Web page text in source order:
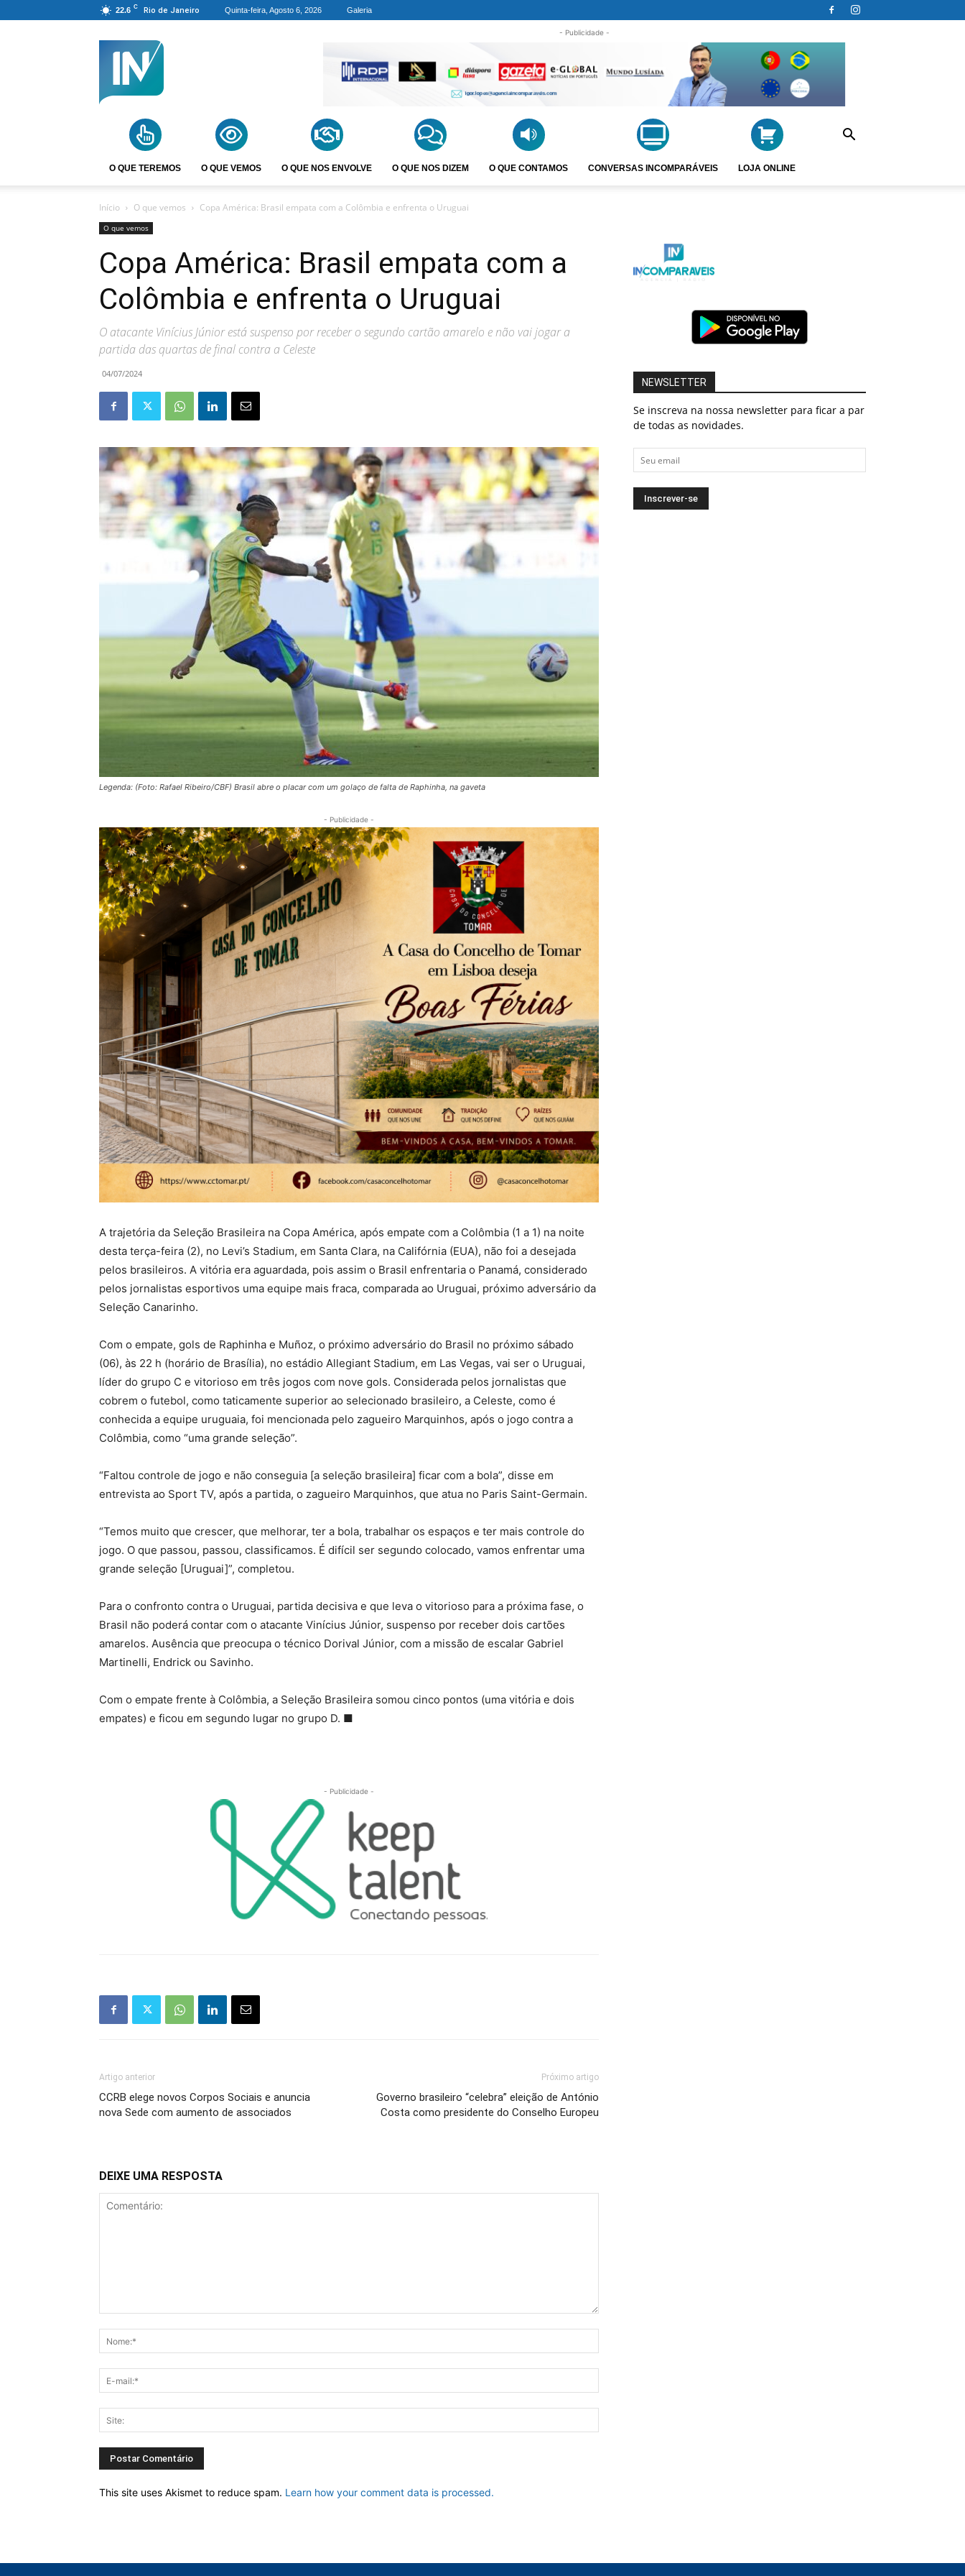
22.6 C Rio de Janeiro Quinta-feira, Agosto 6, 2026 Galeria
- Publicidade -
O QUE TEREMOS O QUE VEMOS O QUE NOS ENVOLVE O QUE NOS DIZEM O QUE CONTAMOS CONVERSAS INCOMPARÁVEIS LOJA ONLINE
Início O que vemos Copa América: Brasil empata com a Colômbia e enfrenta o Uruguai
O que vemos
Copa América: Brasil empata com a
Colômbia e enfrenta o Uruguai
O atacante Vinícius Júnior está suspenso por receber o segundo cartão amarelo e não vai jogar a
partida das quartas de final contra a Celeste
04/07/2024
Legenda: (Foto: Rafael Ribeiro/CBF) Brasil abre o placar com um golaço de falta de Raphinha, na gaveta
- Publicidade -
A trajetória da Seleção Brasileira na Copa América, após empate com a Colômbia (1 a 1) na noite
desta terça-feira (2), no Levi’s Stadium, em Santa Clara, na Califórnia (EUA), não foi a desejada
pelos brasileiros. A vitória era aguardada, pois assim o Brasil enfrentaria o Panamá, considerado
pelos jornalistas esportivos uma equipe mais fraca, comparada ao Uruguai, próximo adversário da
Seleção Canarinho.
Com o empate, gols de Raphinha e Muñoz, o próximo adversário do Brasil no próximo sábado
(06), às 22 h (horário de Brasília), no estádio Allegiant Stadium, em Las Vegas, vai ser o Uruguai,
líder do grupo C e vitorioso em três jogos com nove gols. Considerada pelos jornalistas que
cobrem o futebol, como taticamente superior ao selecionado brasileiro, a Celeste, como é
conhecida a equipe uruguaia, foi mencionada pelo zagueiro Marquinhos, após o jogo contra a
Colômbia, como “uma grande seleção”.
“Faltou controle de jogo e não conseguia [a seleção brasileira] ficar com a bola”, disse em
entrevista ao Sport TV, após a partida, o zagueiro Marquinhos, que atua no Paris Saint-Germain.
“Temos muito que crescer, que melhorar, ter a bola, trabalhar os espaços e ter mais controle do
jogo. O que passou, passou, classificamos. É difícil ser segundo colocado, vamos enfrentar uma
grande seleção [Uruguai]”, completou.
Para o confronto contra o Uruguai, partida decisiva e que leva o vitorioso para a próxima fase, o
Brasil não poderá contar com o atacante Vinícius Júnior, suspenso por receber dois cartões
amarelos. Ausência que preocupa o técnico Dorival Júnior, com a missão de escalar Gabriel
Martinelli, Endrick ou Savinho.
Com o empate frente à Colômbia, a Seleção Brasileira somou cinco pontos (uma vitória e dois
empates) e ficou em segundo lugar no grupo D. ■
- Publicidade -
Artigo anterior
CCRB elege novos Corpos Sociais e anuncia
nova Sede com aumento de associados
Próximo artigo
Governo brasileiro “celebra” eleição de António
Costa como presidente do Conselho Europeu
DEIXE UMA RESPOSTA
This site uses Akismet to reduce spam. Learn how your comment data is processed.
NEWSLETTER
Se inscreva na nossa newsletter para ficar a par
de todas as novidades.